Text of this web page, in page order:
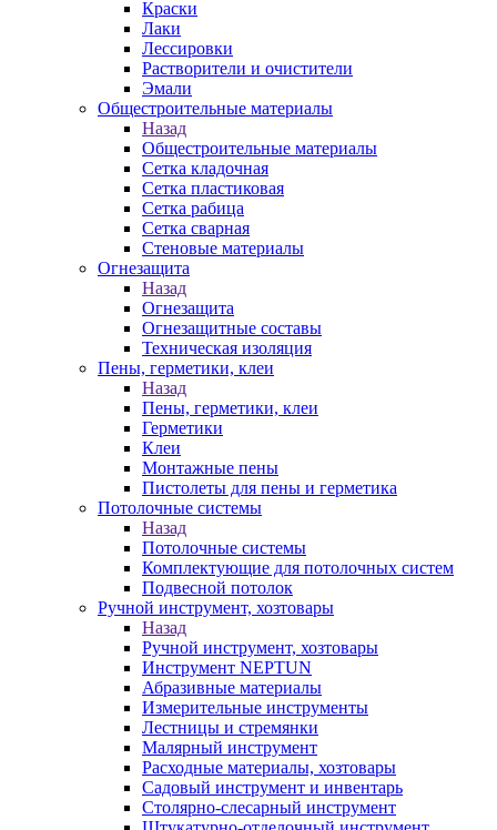
Краски
Лаки
Лессировки
Растворители и очистители
Эмали
Общестроительные материалы
Назад
Общестроительные материалы
Сетка кладочная
Сетка пластиковая
Сетка рабица
Сетка сварная
Стеновые материалы
Огнезащита
Назад
Огнезащита
Огнезащитные составы
Техническая изоляция
Пены, герметики, клеи
Назад
Пены, герметики, клеи
Герметики
Клеи
Монтажные пены
Пистолеты для пены и герметика
Потолочные системы
Назад
Потолочные системы
Комплектующие для потолочных систем
Подвесной потолок
Ручной инструмент, хозтовары
Назад
Ручной инструмент, хозтовары
Инструмент NEPTUN
Абразивные материалы
Измерительные инструменты
Лестницы и стремянки
Малярный инструмент
Расходные материалы, хозтовары
Садовый инструмент и инвентарь
Столярно-слесарный инструмент